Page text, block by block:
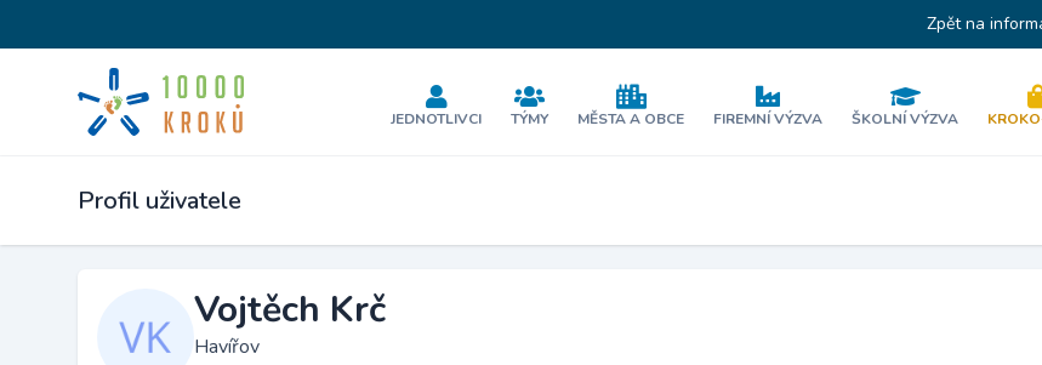
Zpět na
JEDNOTLIVCI TÝMY MĚSTA A OBCE FIREMNÍ VÝZVA ŠKOLNÍ VÝZVA
Profil uživatele
Vojtěch Krč
Havířov